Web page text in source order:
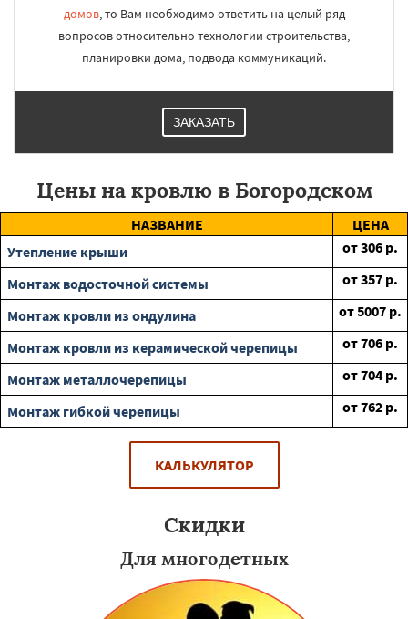
домов, то Вам необходимо ответить на целый ряд
вопросов относительно технологии строительства,
планировки дома, подвода коммуникаций.
ЗАКАЗАТЬ
Цены на кровлю в Богородском
НАЗВАНИЕ
ЦЕНА
Утепление крыши
от306 р.
Монтаж водосточной системы
от357 р.
Монтаж кровли из ондулина
от5007 р.
Монтаж кровли из керамической черепицы
от706 р.
Монтаж металлочерепицы
от704 р.
Монтаж гибкой черепицы
от762 р.
КАЛЬКУЛЯТОР
Скидки
Для многодетных